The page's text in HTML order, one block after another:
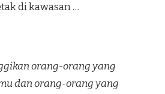
di kawasan …
orang-orang yang
dan orang-orang yang